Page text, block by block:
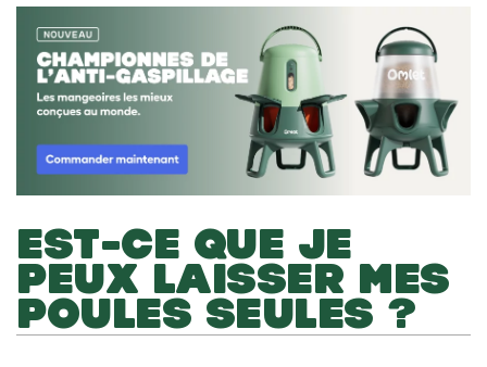
EST-CE QUE JE
PEUX LAISSER MES
POULES SEULES ?